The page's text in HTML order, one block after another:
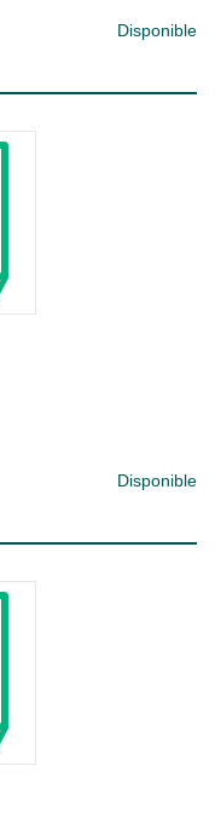
Disponible
Disponible